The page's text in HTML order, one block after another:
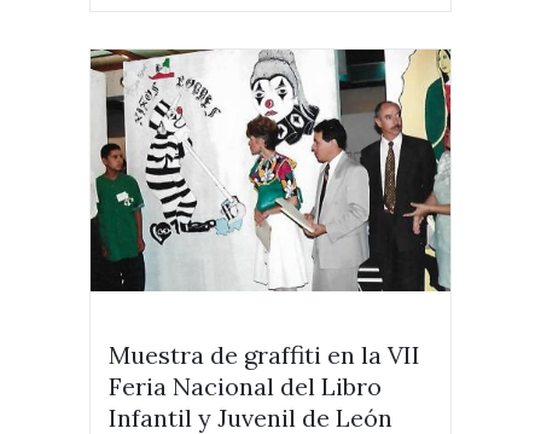
Muestra de graffiti en la VII
Feria Nacional del Libro
Infantil y Juvenil de León